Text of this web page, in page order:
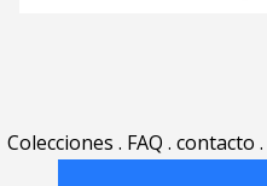
Colecciones . FAQ . contacto .